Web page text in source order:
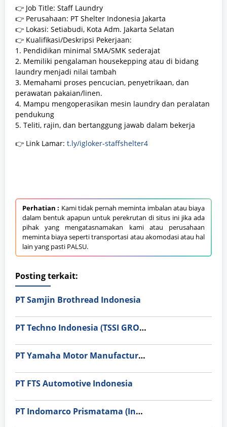
👉 Job Title: Staff Laundry
👉 Perusahaan: PT Shelter Indonesia Jakarta
👉 Lokasi: Setiabudi, Kota Adm. Jakarta Selatan
👉 Kualifikasi/Deskripsi Pekerjaan:
1. Pendidikan minimal SMA/SMK sederajat
2. Memiliki pengalaman housekepping atau di bidang
laundry menjadi nilai tambah
3. Memahami proses pencucian, penyetrikaan, dan
perawatan pakaian/linen.
4. Mampu mengoperasikan mesin laundry dan peralatan
pendukung
5. Teliti, rajin, dan bertanggung jawab dalam bekerja
👉 Link Lamar: t.ly/igloker-staffshelter4
Perhatian : Kami tidak pernah meminta imbalan atau biaya
dalam bentuk apapun untuk perekrutan di situs ini jika ada
pihak yang mengatasnamakan kami atau perusahaan
meminta biaya seperti transportasi atau akomodasi atau hal
lain yang pasti PALSU.
Posting terkait:
PT Samjin Brothread Indonesia
PT Techno Indonesia (TSSI GROUP)
PT Yamaha Motor Manufacturing
PT FTS Automotive Indonesia
PT Indomarco Prismatama (Indomaret Group)